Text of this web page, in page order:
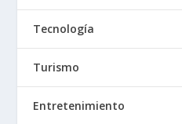
Tecnología
Turismo
Entretenimiento